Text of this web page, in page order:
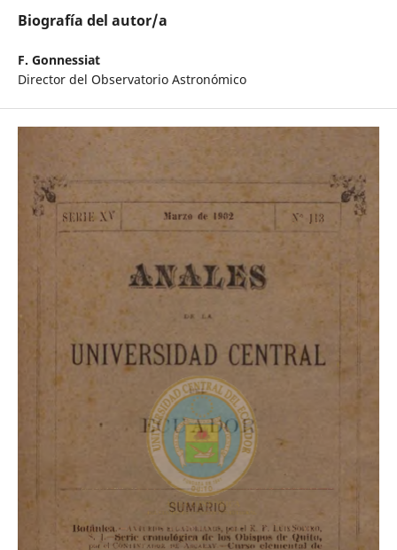
Biografía del autor/a
F. Gonnessiat
Director del Observatorio Astronómico